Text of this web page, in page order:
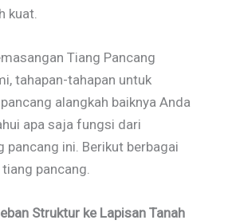
kuat.
Tiang Pancang
tahapan-tahapan untuk
alangkah baiknya Anda
apa saja fungsi dari
pancang ini. Berikut berbagai
pancang.
Struktur ke Lapisan Tanah